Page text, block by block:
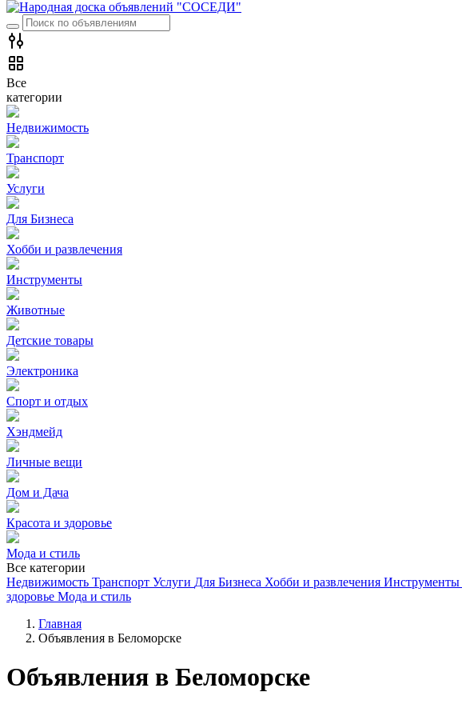
Все
категории
Недвижимость
Транспорт
Услуги
Для Бизнеса
Хобби и развлечения
Инструменты
Животные
Детские товары
Электроника
Спорт и отдых
Хэндмейд
Личные вещи
Дом и Дача
Красота и здоровье
Мода и стиль
Все категории
Недвижимость Транспорт Услуги Для Бизнеса Хобби и развлечения Инструменты
здоровье Мода и стиль
Главная
Объявления в Беломорске
Объявления в Беломорске